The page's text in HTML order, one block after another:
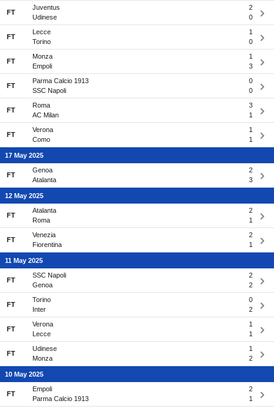
FT
Juventus
2
Udinese
0
FT
Lecce
1
Torino
0
FT
Monza
1
Empoli
3
FT
Parma Calcio 1913
0
SSC Napoli
0
FT
Roma
3
AC Milan
1
FT
Verona
1
Como
1
17 May 2025
FT
Genoa
2
Atalanta
3
12 May 2025
FT
Atalanta
2
Roma
1
FT
Venezia
2
Fiorentina
1
11 May 2025
FT
SSC Napoli
2
Genoa
2
FT
Torino
0
Inter
2
FT
Verona
1
Lecce
1
FT
Udinese
1
Monza
2
10 May 2025
FT
Empoli
2
Parma Calcio 1913
1